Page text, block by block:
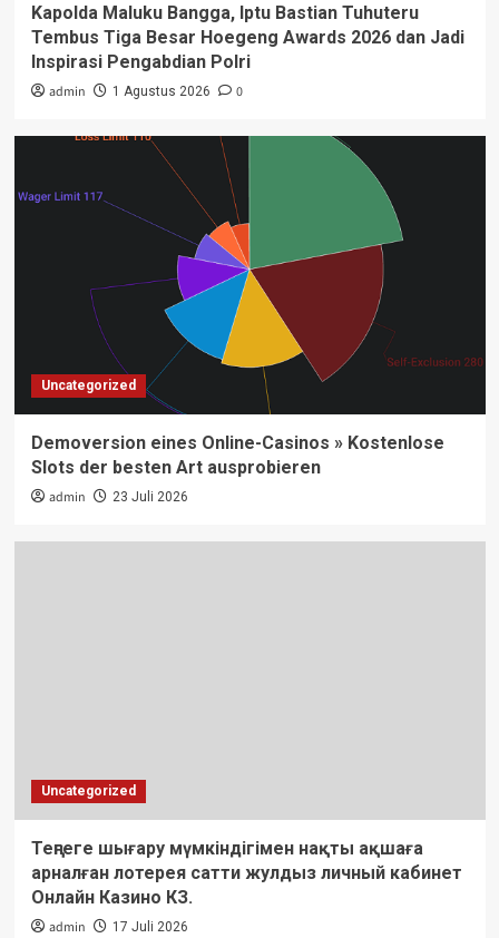
Kapolda Maluku Bangga, Iptu Bastian Tuhuteru
Tembus Tiga Besar Hoegeng Awards 2026 dan Jadi
Inspirasi Pengabdian Polri
admin 1 Agustus 2026 0
Uncategorized
Demoversion eines Online-Casinos » Kostenlose
Slots der besten Art ausprobieren
admin 23 Juli 2026
Uncategorized
Теңгеге шығару мүмкіндігімен нақты ақшаға
арналған лотерея сатти жулдыз личный кабинет
Онлайн Казино КЗ.
admin 17 Juli 2026